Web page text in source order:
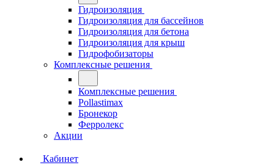
Гидроизоляция
Гидроизоляция для бассейнов
Гидроизоляция для бетона
Гидроизоляция для крыш
Гидрофобизаторы
Комплексные решения
Комплексные решения
Pollastimax
Бронекор
Ферролекс
Акции
Кабинет